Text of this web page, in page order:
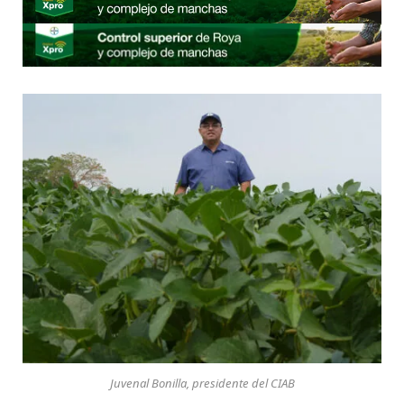
Juvenal Bonilla, presidente del CIAB